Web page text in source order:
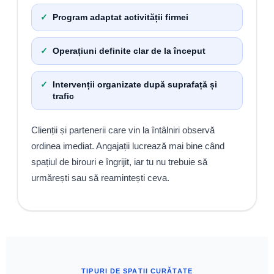
Program adaptat activității firmei
Operațiuni definite clar de la început
Intervenții organizate după suprafață și
trafic
Clienții și partenerii care vin la întâlniri observă
ordinea imediat. Angajații lucrează mai bine când
spațiul de birouri e îngrijit, iar tu nu trebuie să
urmărești sau să reamintești ceva.
TIPURI DE SPAȚII CURĂȚATE